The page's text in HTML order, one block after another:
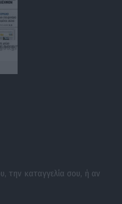
την καταγγελία σου, ή αν